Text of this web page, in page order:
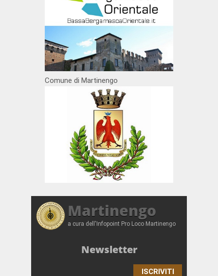
Comune di Martinengo
Martinengo
a cura dell'Infopoint Pro Loco Martinengo
Newsletter
ISCRIVITI